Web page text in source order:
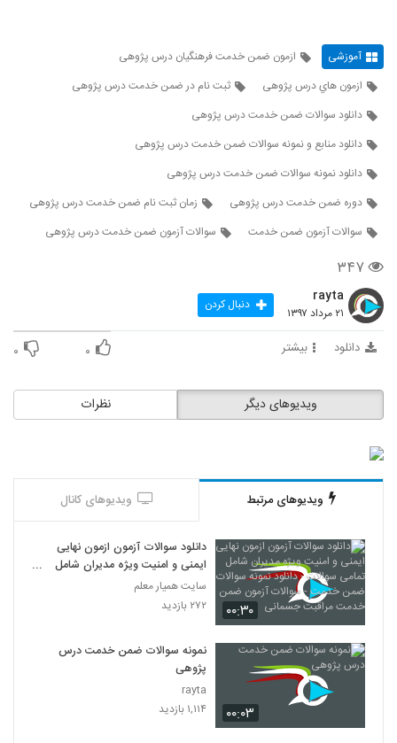
آموزشی
ازمون ضمن خدمت فرهنگيان درس پژوهی
ازمون هاي درس پژوهی
ثبت نام در ضمن خدمت درس پژوهی
دانلود سوالات ضمن خدمت درس پژوهی
دانلود منابع و نمونه سوالات ضمن خدمت درس پژوهی
دانلود نمونه سوالات ضمن خدمت درس پژوهی
دوره ضمن خدمت درس پژوهی
زمان ثبت نام ضمن خدمت درس پژوهی
سوالات آزمون ضمن خدمت
سوالات آزمون ضمن خدمت درس پژوهی
۳۴۷
rayta
۲۱ مرداد ۱۳۹۷ دنبال کردن
دانلود بیشتر ۰ ۰
نظرات ویدیوهای دیگر
ویدیوهای مرتبط ویدیوهای کانال
۰۰:۳۰
دانلود سوالات آزمون ازمون نهایی
ایمنی و امنیت ویژه مدیران شامل
تمامی سوالات - دانلود نمونه سوالات
ضمن خدمت - سوالات آزمون ضمن
سایت همیار معلم
۲۷۲ بازدید
۰۰:۰۳
نمونه سوالات ضمن خدمت درس
پژوهی
rayta
۱,۱۱۴ بازدید